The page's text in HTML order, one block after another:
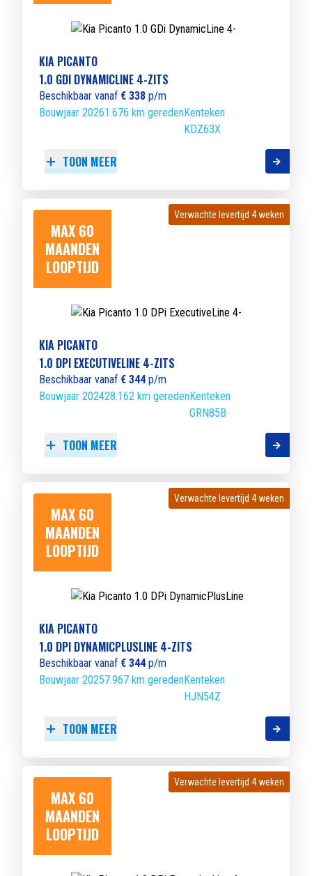
KIA PICANTO
1.0 GDI DYNAMICLINE 4-ZITS
Beschikbaar vanaf € 338 p/m
Bouwjaar 20261.676 km geredenKenteken
KDZ63X
TOON MEER
MAX 60
MAANDEN
LOOPTIJD
Verwachte levertijd 4 weken
Verwachte levertijd 4 weken
KIA PICANTO
1.0 DPI EXECUTIVELINE 4-ZITS
Beschikbaar vanaf € 344p/m
Bouwjaar 202428.162 km geredenKenteken
GRN85B
TOON MEER
MAX 60
MAANDEN
LOOPTIJD
Verwachte levertijd 4 weken
Verwachte levertijd 4 weken
KIA PICANTO
1.0 DPI DYNAMICPLUSLINE 4-ZITS
Beschikbaar vanaf € 344p/m
Bouwjaar 20257.967 km geredenKenteken
HJN54Z
TOON MEER
MAX 60
MAANDEN
LOOPTIJD
Verwachte levertijd 4 weken
Verwachte levertijd 4 weken